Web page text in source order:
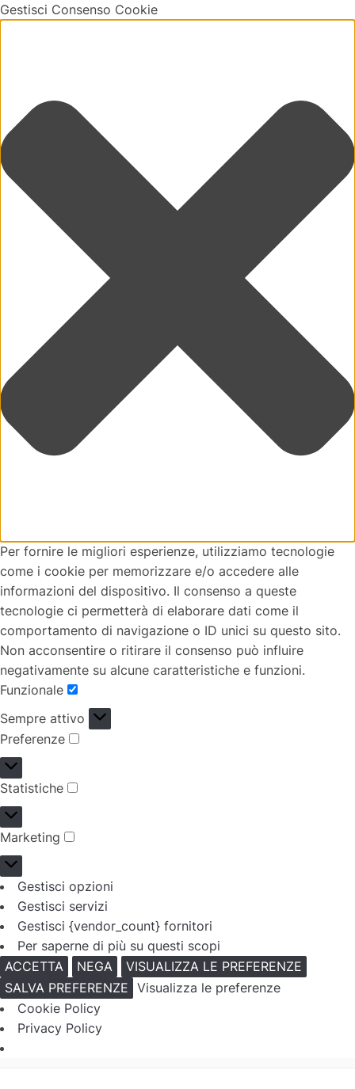
Gestisci Consenso Cookie
Per fornire le migliori esperienze, utilizziamo tecnologie
come i cookie per memorizzare e/o accedere alle
informazioni del dispositivo. Il consenso a queste
tecnologie ci permetterà di elaborare dati come il
comportamento di navigazione o ID unici su questo sito.
Non acconsentire o ritirare il consenso può influire
negativamente su alcune caratteristiche e funzioni.
Funzionale
Funzionale
Sempre attivo
Preferenze
Preferenze
Statistiche
Statistiche
Marketing
Marketing
Gestisci opzioni
Gestisci servizi
Gestisci {vendor_count} fornitori
Per saperne di più su questi scopi
ACCETTA
NEGA
VISUALIZZA LE PREFERENZE
SALVA PREFERENZE Visualizza le preferenze
Cookie Policy
Privacy Policy